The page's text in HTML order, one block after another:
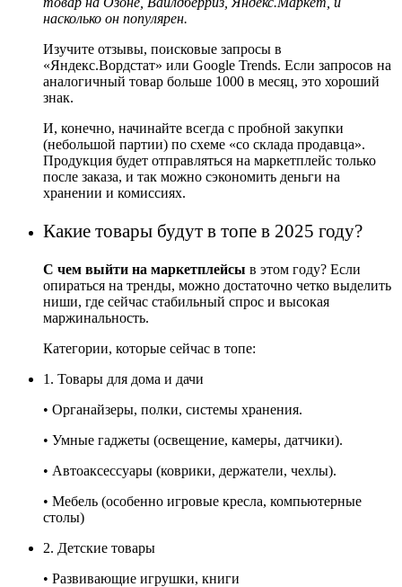
насколько он популярен.
Изучите отзывы, поисковые запросы в
«Яндекс.Вордстат» или Google Trends. Если запросов на
аналогичный товар больше 1000 в месяц, это хороший
знак.
И, конечно, начинайте всегда с пробной закупки
(небольшой партии) по схеме «со склада продавца».
Продукция будет отправляться на маркетплейс только
после заказа, и так можно сэкономить деньги на
хранении и комиссиях.
Какие товары будут в топе в 2025 году?
С чем выйти на маркетплейсы в этом году? Если
опираться на тренды, можно достаточно четко выделить
ниши, где сейчас стабильный спрос и высокая
маржинальность.
Категории, которые сейчас в топе:
1. Товары для дома и дачи
• Органайзеры, полки, системы хранения.
• Умные гаджеты (освещение, камеры, датчики).
• Автоаксессуары (коврики, держатели, чехлы).
• Мебель (особенно игровые кресла, компьютерные
столы)
2. Детские товары
• Развивающие игрушки, книги